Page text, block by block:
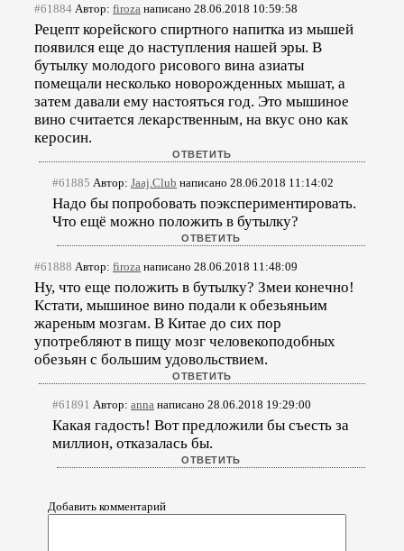
#61884 Автор: firoza написано 28.06.2018 10:59:58
Рецепт корейского спиртного напитка из мышей
появился еще до наступления нашей эры. В
бутылку молодого рисового вина азиаты
помещали несколько новорожденных мышат, а
затем давали ему настояться год. Это мышиное
вино считается лекарственным, на вкус оно как
керосин.
#61885 Автор: Jaaj.Club написано 28.06.2018 11:14:02
Надо бы попробовать поэкспериментировать.
Что ещё можно положить в бутылку?
#61888 Автор: firoza написано 28.06.2018 11:48:09
Ну, что еще положить в бутылку? Змеи конечно!
Кстати, мышиное вино подали к обезьяньим
жареным мозгам. В Китае до сих пор
употребляют в пищу мозг человекоподобных
обезьян с большим удовольствием.
#61891 Автор: anna написано 28.06.2018 19:29:00
Какая гадость! Вот предложили бы съесть за
миллион, отказалась бы.
Добавить комментарий